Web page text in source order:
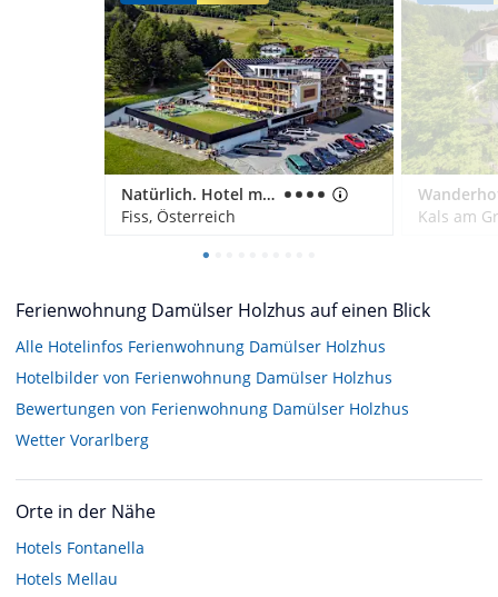
Natürlich. Hotel mit Charakter
Fiss, Österreich
Kals am
Ferienwohnung Damülser Holzhus auf einen Blick
Alle Hotelinfos Ferienwohnung Damülser Holzhus
Hotelbilder von Ferienwohnung Damülser Holzhus
Bewertungen von Ferienwohnung Damülser Holzhus
Wetter Vorarlberg
Orte in der Nähe
Hotels Fontanella
Hotels Mellau